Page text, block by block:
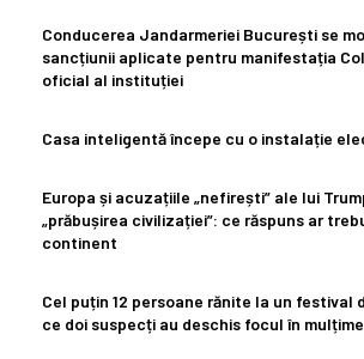
Conducerea Jandarmeriei București se
sancțiunii aplicate pentru manifestația
oficial al instituției
Casa inteligentă începe cu o instalație
Europa și acuzațiile „nefirești” ale lui
„prăbușirea civilizației”: ce răspuns ar
continent
Cel puțin 12 persoane rănite la un festival
ce doi suspecți au deschis focul în